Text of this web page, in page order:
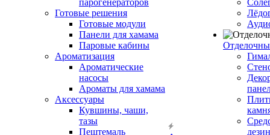
парогенераторов
Готовые решения
Готовые модули
Панели для хамама
Паровые кабины
Ароматизация
Ароматические
насосы
Ароматы для хамама
Аксессуары
Кувшины, чаши,
тазы
Пештемаль